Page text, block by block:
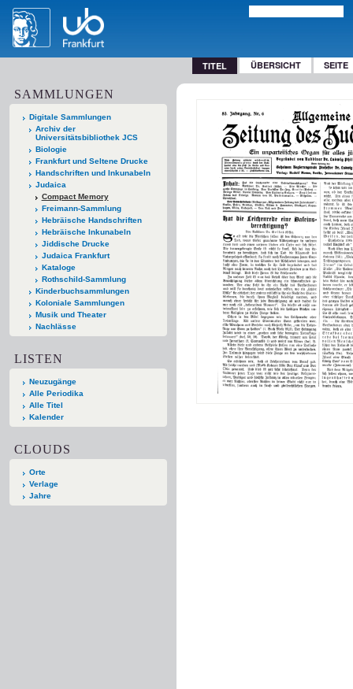
TITEL ÜBERSICHT SEITE
SAMMLUNGEN
Digitale Sammlungen
Archiv der
Universitätsbibliothek JCS
Biologie
Frankfurt und Seltene Drucke
Handschriften und Inkunabeln
Judaica
Compact Memory
Freimann-Sammlung
Hebräische Handschriften
Hebräische Inkunabeln
Jiddische Drucke
Judaica Frankfurt
Kataloge
Rothschild-Sammlung
Kinderbuchsammlungen
Koloniale Sammlungen
Musik und Theater
Nachlässe
LISTEN
Neuzugänge
Alle Periodika
Alle Titel
Kalender
CLOUDS
Orte
Verlage
Jahre